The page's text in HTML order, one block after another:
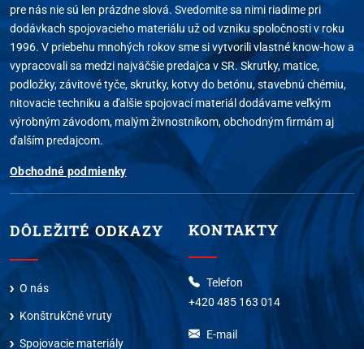
pre nás nie sú len prázdne slová. Svedomite sa nimi riadime pri
dodávkach spojovacieho materiálu už od vzniku spoločnosti v roku
1996. V priebehu mnohých rokov sme si vytvorili vlastné know-how a
vypracovali sa medzi najväčšie predajca v SR. Skrutky, matice,
podložky, závitové tyče, skrutky, kotvy do betónu, stavebnú chémiu,
nitovacie techniku a ďalšie spojovací materiál dodávame veľkým
výrobným závodom, malým živnostníkom, obchodným firmám aj
ďalším predajcom.
Obchodné podmienky
DÔLEŽITÉ ODKAZY
O nás
Konštrukčné vruty
Spojovacie materiály
KONTAKTY
Telefon
+420 485 163 014
E-mail